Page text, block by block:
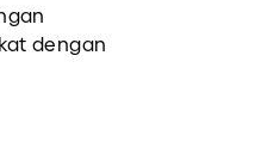
dengan